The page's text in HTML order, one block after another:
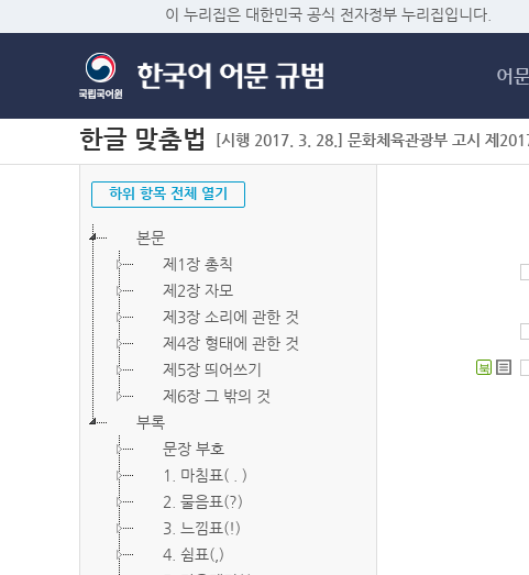
이 누리집은 대한민국 공식 전자정부 누리집입니다.
어
한글 맞춤법 [시행 2017. 3. 28.] 문화체육관광부 고시 제
하위 항목 전체 열기
본문
제1장 총칙
제2장 자모
제3장 소리에 관한 것
제4장 형태에 관한 것
제5장 띄어쓰기
제6장 그 밖의 것
부록
문장 부호
1. 마침표( . )
2. 물음표(?)
3. 느낌표(!)
4. 쉼표(,)
북